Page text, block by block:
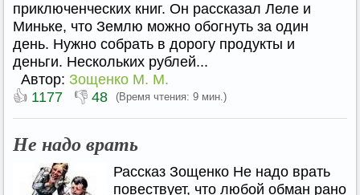
приключенческих книг. Он рассказал Леле и
Миньке, что Землю можно обогнуть за один
день. Нужно собрать в дорогу продукты и
деньги. Нескольких рублей...
Автор: Зощенко М. М.
👍 1177 👎 48 (Время чтения: 9 мин.)
Не надо врать
Рассказ Зощенко Не надо врать
повествует, что любой обман рано